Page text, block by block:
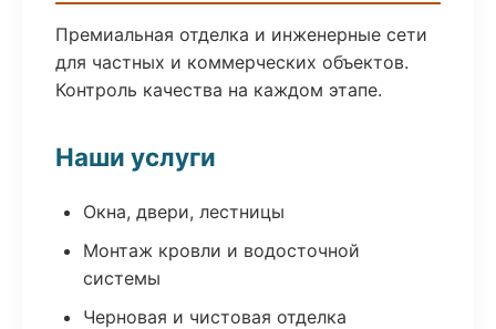
Премиальная отделка и инженерные сети
для частных и коммерческих объектов.
Контроль качества на каждом этапе.
Наши услуги
Окна, двери, лестницы
Монтаж кровли и водосточной
системы
Черновая и чистовая отделка